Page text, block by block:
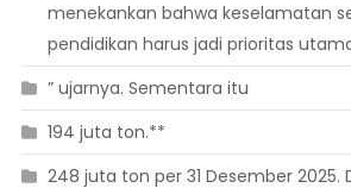
menekankan bahwa keselamatan
pendidikan harus jadi prioritas
” ujarnya. Sementara itu
194 juta ton.**
248 juta ton per 31 Desember 2025.